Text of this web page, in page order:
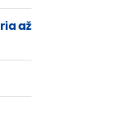
až